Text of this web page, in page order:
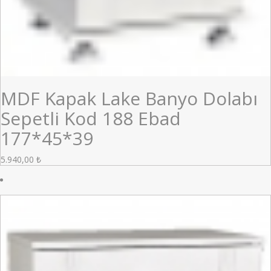
MDF Kapak Lake Banyo Dolabı
Sepetli Kod 188 Ebad
177*45*39
5.940,00 ₺